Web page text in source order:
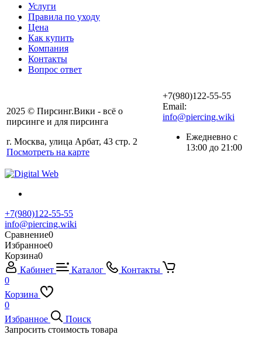
Услуги
Правила по уходу
Цена
Как купить
Компания
Контакты
Вопрос ответ
2025 © Пирсинг.Вики - всё о
пирсинге и для пирсинга
г. Москва, улица Арбат, 43 стр. 2
Посмотреть на карте
+7(980)122-55-55
Email:
info@piercing.wiki
Ежедневно с
13:00 до 21:00
+7(980)122-55-55
info@piercing.wiki
Сравнение0
Избранное0
Корзина0
Кабинет
Каталог
Контакты
0
Корзина
0
Избранное
Поиск
Запросить стоимость товара